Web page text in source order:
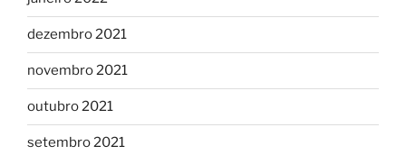
dezembro 2021
novembro 2021
outubro 2021
setembro 2021